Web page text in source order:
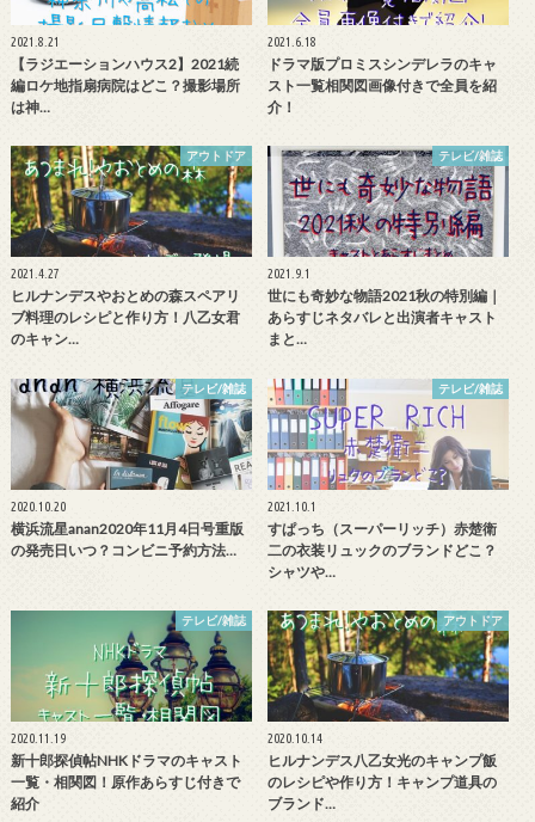
2021.8.21
【ラジエーションハウス2】2021続
編ロケ地指扇病院はどこ？撮影場所
は神…
2021.6.18
ドラマ版プロミスシンデレラのキャ
スト一覧相関図画像付きで全員を紹
介！
アウトドア
2021.4.27
ヒルナンデスやおとめの森スペアリ
ブ料理のレシピと作り方！八乙女君
のキャン…
テレビ/雑誌
2021.9.1
世にも奇妙な物語2021秋の特別編｜
あらすじネタバレと出演者キャスト
まと…
テレビ/雑誌
2020.10.20
横浜流星anan2020年11月4日号重版
の発売日いつ？コンビニ予約方法…
テレビ/雑誌
2021.10.1
すぱっち（スーパーリッチ）赤楚衛
二の衣装リュックのブランドどこ？
シャツや…
テレビ/雑誌
2020.11.19
新十郎探偵帖NHKドラマのキャスト
一覧・相関図！原作あらすじ付きで
紹介
アウトドア
2020.10.14
ヒルナンデス八乙女光のキャンプ飯
のレシピや作り方！キャンプ道具の
ブランド…